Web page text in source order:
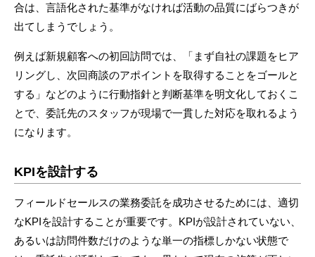
合は、言語化された基準がなければ活動の品質にばらつきが
出てしまうでしょう。
例えば新規顧客への初回訪問では、「まず自社の課題をヒア
リングし、次回商談のアポイントを取得することをゴールと
する」などのように行動指針と判断基準を明文化しておくこ
とで、委託先のスタッフが現場で一貫した対応を取れるよう
になります。
KPIを設計する
フィールドセールスの業務委託を成功させるためには、適切
なKPIを設計することが重要です。KPIが設計されていない、
あるいは訪問件数だけのような単一の指標しかない状態で